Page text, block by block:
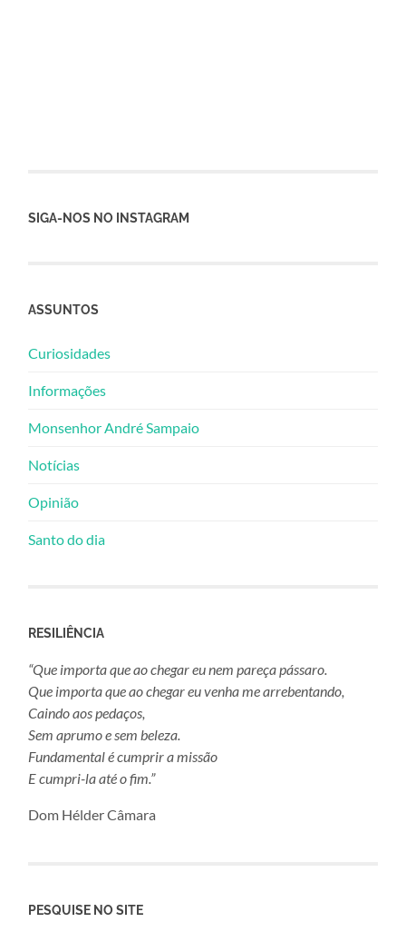
SIGA-NOS NO INSTAGRAM
ASSUNTOS
Curiosidades
Informações
Monsenhor André Sampaio
Notícias
Opinião
Santo do dia
RESILIÊNCIA
“Que importa que ao chegar eu nem pareça pássaro.
Que importa que ao chegar eu venha me arrebentando,
Caindo aos pedaços,
Sem aprumo e sem beleza.
Fundamental é cumprir a missão
E cumpri-la até o fim.”
Dom Hélder Câmara
PESQUISE NO SITE